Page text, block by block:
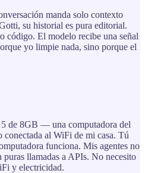
manda solo contexto
su historial es pura editorial.
código. El modelo recibe una señal
yo limpie nada, sino porque el
de 8GB — una computadora del
conectada al WiFi de mi casa. Tú
funciona. Mis agentes no
llamadas a APIs. No necesito
y electricidad.